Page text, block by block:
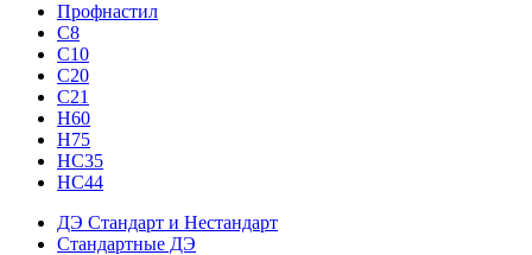
Профнастил
С8
С10
С20
С21
H60
H75
HС35
НС44
ДЭ Стандарт и Нестандарт
Стандартные ДЭ